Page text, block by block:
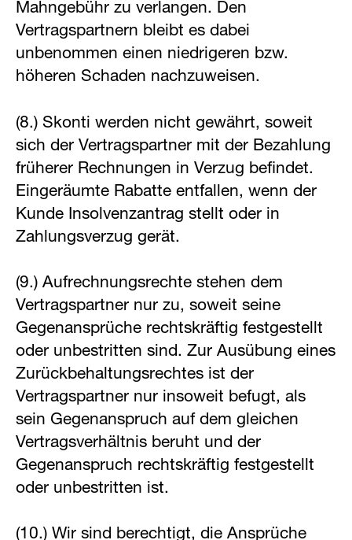
Mahngebühr zu verlangen. Den
Vertragspartnern bleibt es dabei
unbenommen einen niedrigeren bzw.
höheren Schaden nachzuweisen.
(8.) Skonti werden nicht gewährt, soweit
sich der Vertragspartner mit der Bezahlung
früherer Rechnungen in Verzug befindet.
Eingeräumte Rabatte entfallen, wenn der
Kunde Insolvenzantrag stellt oder in
Zahlungsverzug gerät.
(9.) Aufrechnungsrechte stehen dem
Vertragspartner nur zu, soweit seine
Gegenansprüche rechtskräftig festgestellt
oder unbestritten sind. Zur Ausübung eines
Zurückbehaltungsrechtes ist der
Vertragspartner nur insoweit befugt, als
sein Gegenanspruch auf dem gleichen
Vertragsverhältnis beruht und der
Gegenanspruch rechtskräftig festgestellt
oder unbestritten ist.
(10.) Wir sind berechtigt, die Ansprüche